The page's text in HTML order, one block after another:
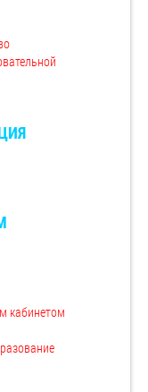
кабинетом